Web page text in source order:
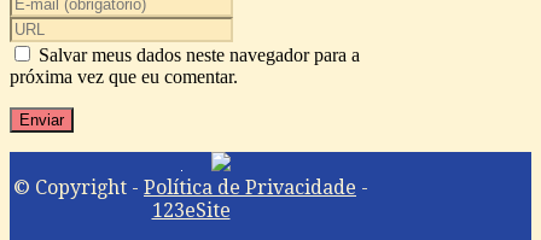
Salvar meus dados neste navegador para a
próxima vez que eu comentar.
© Copyright - Política de Privacidade -
123eSite